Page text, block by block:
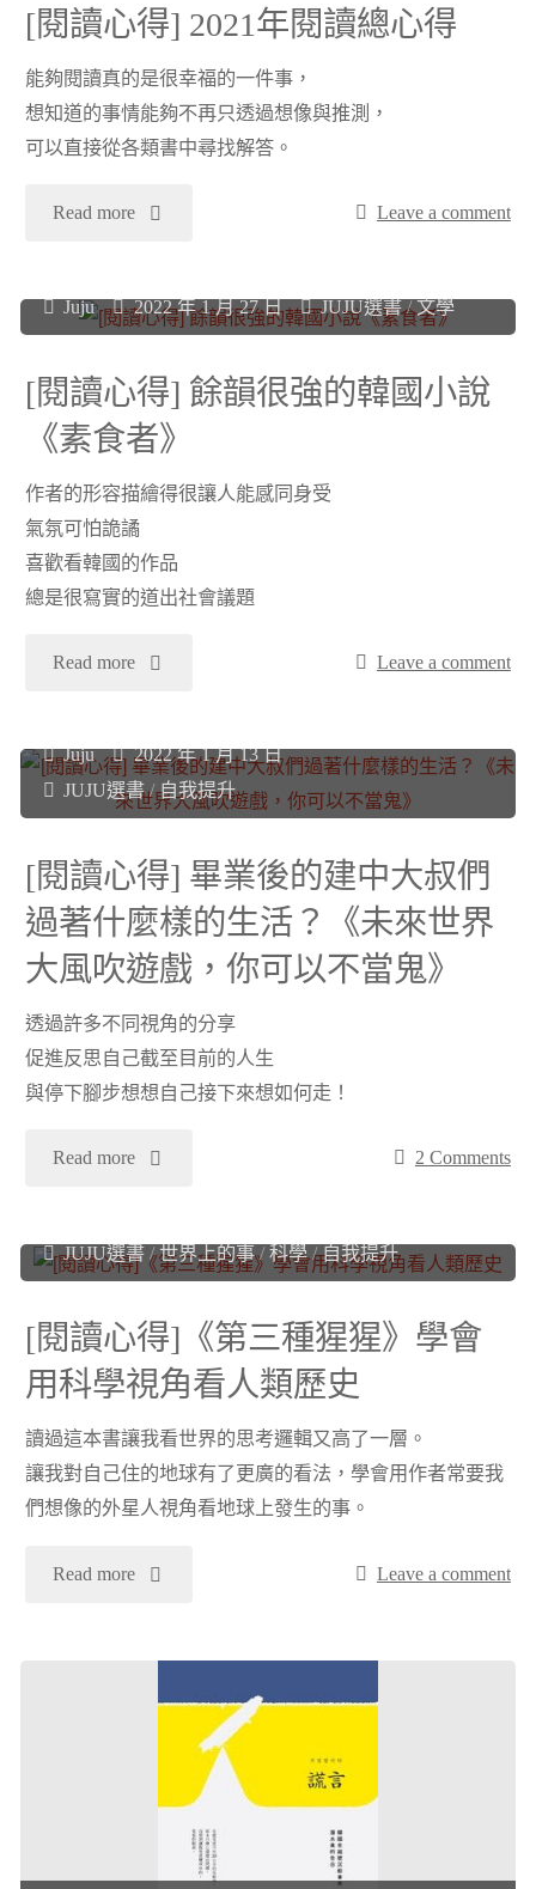
習"
藝
術
家
是
靈
療
癒
的
旅
心
得]
國
民
自
傳
遊
民》"
[閱讀心得] 2021年閱讀總心得
能夠閱讀真的是很幸福的一件事，
想知道的事情能夠不再只透過想像與推測，
可以直接從各類書中尋找解答。
Read more
讀
心
得]
2021
年
閱
讀
心
Leave a comment
Juju 2022 年 1 月 27 日 JUJU選書 / 文學
[閱讀心得] 餘韻很強的韓國小說
《素食者》
作者的形容描繪得很讓人能感同身受
氣氛可怕詭譎
喜歡看韓國的作品
總是很寫實的道出社會議題
Read more
讀
得]
餘
很
小
《素
食
者》"
Leave a comment
Juju
2022 年 1 月 13 日
JUJU選書 / 自我提升
[閱讀心得] 畢業後的建中大叔們
過著什麼樣的生活？《未來世界
大風吹遊戲，你可以不當鬼》
透過許多不同視角的分享
促進反思自己截至目前的人生
與停下腳步想想自己接下來想如何走！
Read more
讀
心
得]
畢
業
2 Comments
JUJU選書 / 世界上的事 / 科學 / 自我提升
[閱讀心得]《第三種猩猩》學會
用科學視角看人類歷史
讀過這本書讓我看世界的思考邏輯又高了一層。
讓我對自己住的地球有了更廣的看法，學會用作者常要我
們想像的外星人視角看地球上發生的事。
Read more
得]
Leave a comment